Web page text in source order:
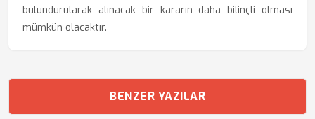
bulundurularak alınacak bir kararın daha bilinçli olması
mümkün olacaktır.
BENZER YAZILAR